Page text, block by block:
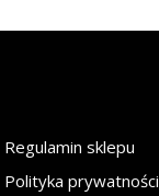
Regulamin sklepu
Polityka prywatności